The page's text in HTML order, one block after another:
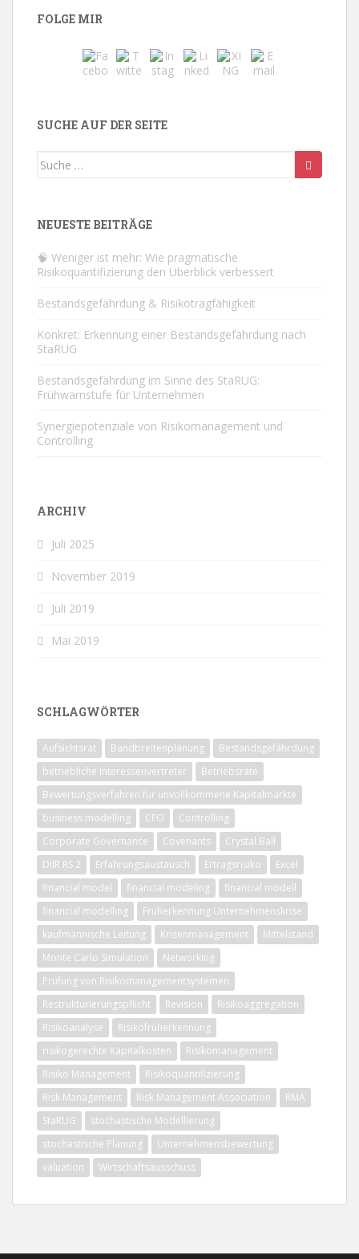
FOLGE MIR
SUCHE AUF DER SEITE
Suche
NEUESTE BEITRÄGE
🧠 Weniger ist mehr: Wie pragmatische
Risikoquantifizierung den Überblick verbessert
Bestandsgefährdung & Risikotragfähigkeit
Konkret: Erkennung einer Bestandsgefährdung nach
StaRUG
Bestandsgefährdung im Sinne des StaRUG:
Frühwarnstufe für Unternehmen
Synergiepotenziale von Risikomanagement und
Controlling
ARCHIV
Juli 2025
November 2019
Juli 2019
Mai 2019
SCHLAGWÖRTER
Aufsichtsrat Bandbreitenplanung
Bestandsgefährdung
betriebliche Interessenvertreter
Betriebsräte
Bewertungsverfahren für unvollkommene Kapitalmärkte
business modelling
CFO
Controlling
Corporate Governance
Covenants
Crystal Ball
DIIR RS 2
Erfahrungsaustausch Ertragsrisiko
Excel
financial model
financial modeling
financial modell
financial modelling
Früherkennung Unternehmenskrise
kaufmännische Leitung
Krisenmanagement
Mittelstand
Monte Carlo Simulation
Networking
Prüfung von Risikomanagementsystemen
Restrukturierungspflicht
Revision
Risikoaggregation
Risikoanalyse
Risikofrüherkennung
risikogerechte Kapitalkosten
Risikomanagement
Risiko Management
Risikoquantifizierung
Risk Management
Risk Management Association
RMA
StaRUG
stochastische Modellierung
stochastische Planung
Unternehmensbewertung
valuation
Wirtschaftsausschuss